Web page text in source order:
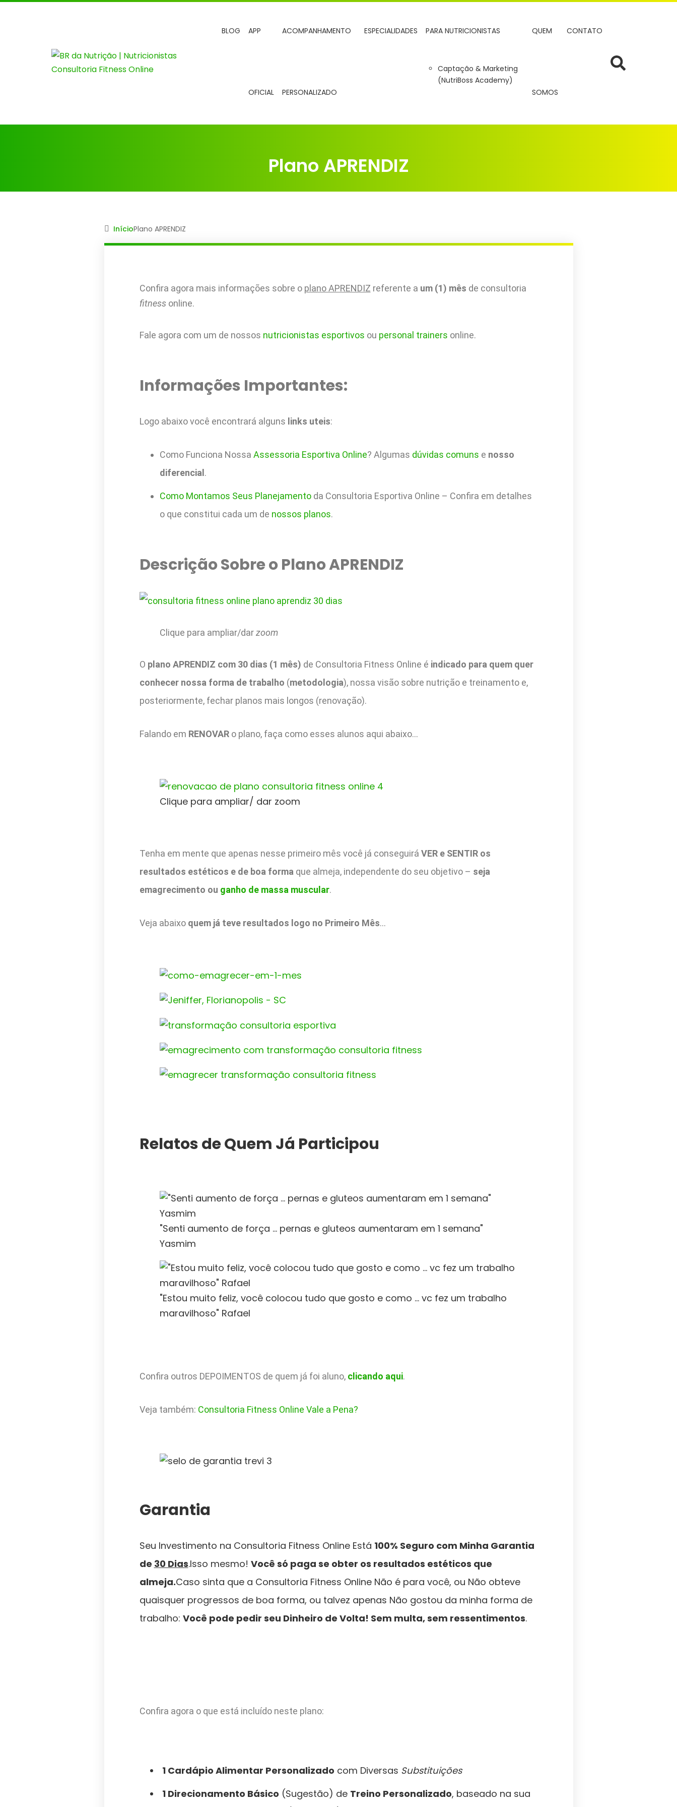
BLOG APP
OFICIAL
ACOMPANHAMENTO
PERSONALIZADO
ESPECIALIDADES PARA NUTRICIONISTAS
Captação & Marketing
(NutriBoss Academy)
QUEM
SOMOS
CONTATO
Plano APRENDIZ
InícioPlano APRENDIZ
Confira agora mais informações sobre o plano APRENDIZ referente a um (1) mês de consultoria
fitness online.
Fale agora com um de nossos nutricionistas esportivos ou personal trainers online.
Informações Importantes:
Logo abaixo você encontrará alguns links uteis:
Como Funciona Nossa Assessoria Esportiva Online? Algumas dúvidas comuns e nosso
diferencial .
Como Montamos Seus Planejamentoda Consultoria Esportiva Online – Confira em detalhes
o que constitui cada um de nossos planos.
Descrição Sobre o Plano APRENDIZ
Clique para ampliar/darzoom
O plano APRENDIZ com 30 dias (1 mês) de Consultoria Fitness Online é indicado para quem quer
conhecer nossa forma de trabalho (metodologia), nossa visão sobre nutrição e treinamento e,
posteriormente, fechar planos mais longos (renovação).
Falando em RENOVAR o plano, faça como esses alunos aqui abaixo…
Clique para ampliar/ dar zoom
Tenha em mente que apenas nesse primeiro mês você já conseguirá VER e SENTIR os
resultados estéticos e de boa formaque almeja, independente do seu objetivo – seja
emagrecimento ou ganho de massa muscular.
Veja abaixo quem já teve resultados logo no Primeiro Mês…
Relatos de Quem Já Participou
"Senti aumento de força ... pernas e gluteos aumentaram em 1 semana"
Yasmim
"Estou muito feliz, você colocou tudo que gosto e como ... vc fez um trabalho
maravilhoso" Rafael
Confira outros DEPOIMENTOS de quem já foi aluno, clicando aqui.
Veja também: Consultoria Fitness Online Vale a Pena?
Garantia
Seu Investimento na Consultoria Fitness Online Está 100% Seguro com Minha Garantia
de 30 Dias.Isso mesmo! Você só paga se obter os resultados estéticos que
almeja.Caso sinta que a Consultoria Fitness Online Não é para você, ou Não obteve
quaisquer progressos de boa forma, ou talvez apenas Não gostou da minha forma de
trabalho: Você pode pedir seu Dinheiro de Volta! Sem multa, sem ressentimentos.
Confira agora o que está incluído neste plano:
1 Cardápio Alimentar Personalizado com Diversas Substituições
1 Direcionamento Básico (Sugestão) de Treino Personalizado, baseado na sua